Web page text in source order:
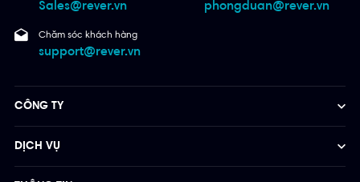
Sales@rever.vn phongduan@rever.vn
Chăm sóc khách hàng
support@rever.vn
CÔNG TY
DỊCH VỤ